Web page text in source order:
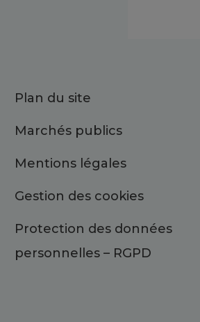
Plan du site
Marchés publics
Mentions légales
Gestion des cookies
Protection des données
personnelles – RGPD